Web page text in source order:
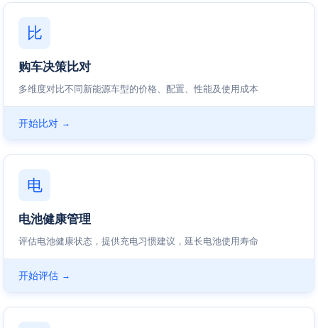
比
购车决策比对
多维度对比不同新能源车型的价格、配置、性能及使用成本
开始比对 →
电
电池健康管理
评估电池健康状态，提供充电习惯建议，延长电池使用寿命
开始评估 →